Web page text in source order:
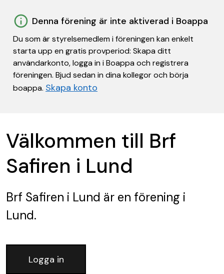
Denna förening är inte aktiverad i Boappa
Du som är styrelsemedlem i föreningen kan enkelt
starta upp en gratis provperiod: Skapa ditt
användarkonto, logga in i Boappa och registrera
föreningen. Bjud sedan in dina kollegor och börja
boappa. Skapa konto
Välkommen till Brf
Safiren i Lund
Brf Safiren i Lund är en förening i
Lund.
Logga in